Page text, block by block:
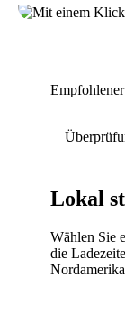
Lokal
Wählen Sie
die